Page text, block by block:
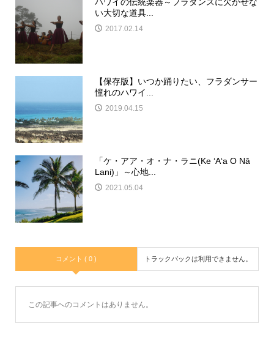
い大切な道具...
2017.02.14
【保存版】いつか踊りたい、フラダンサー
憧れのハワイ...
2019.04.15
「ケ・アア・オ・ナ・ラニ(Ke ʻAʻa O Nā
Lani)」～心地...
2021.05.04
コメント ( 0 ) トラックバックは利用できません。
この記事へのコメントはありません。